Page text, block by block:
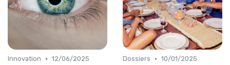
Innovation • 12/06/2025
Dossiers • 10/01/2025